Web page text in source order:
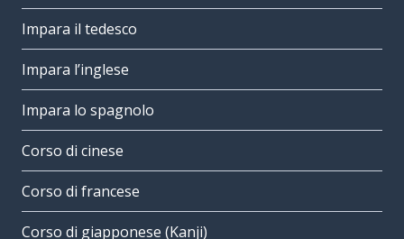
Impara il tedesco
Impara l’inglese
Impara lo spagnolo
Corso di cinese
Corso di francese
Corso di giapponese (Kanji)